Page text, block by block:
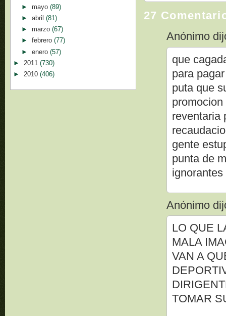
27
Anónimo
que
para
puta que
reventaria
gente
punta de
Anónimo
LO QUE
MALA
VAN A
TOMAR
► mayo (89)
► abril (81)
► marzo (67)
► febrero (77)
► enero (57)
► 2011 (730)
► 2010 (406)